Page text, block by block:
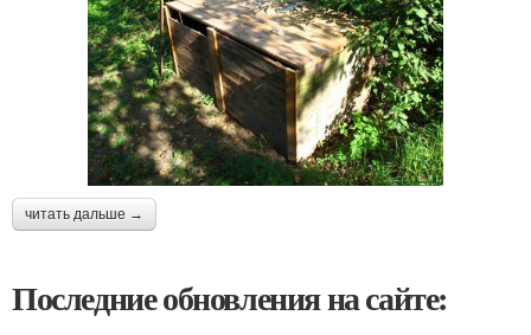
читать дальше →
Последние обновления на сайте: